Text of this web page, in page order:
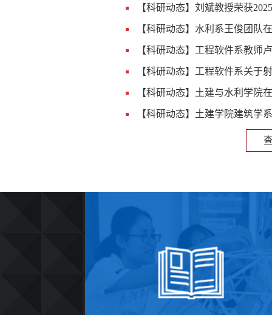
【科研动态】刘斌教授荣获
【科研动态】水利系王俊团队
【科研动态】工程软件系教师
【科研动态】工程软件系关于
【科研动态】土建与水利学院
【科研动态】土建学院建筑学